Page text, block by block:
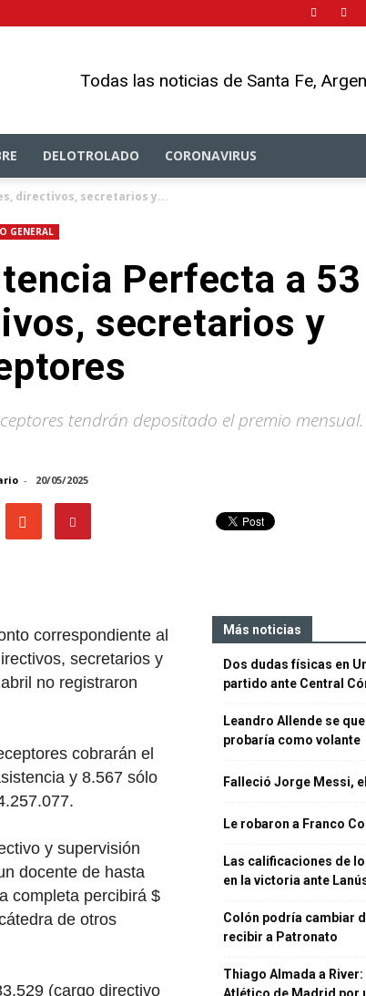
Todas las noticias de Santa Fe,
DELOTROLADO CORONAVIRUS
directivos, secretarios y...
GENERAL
Perfecta a 53
secretarios y
tendrán depositado el premio
- 20/05/2025
correspondiente al
secretarios y
no registraron
cobrarán el
y 8.567 sólo
y supervisión
docente de hasta
completa percibirá $
de otros
(cargo directivo
Más noticias
Dos dudas físicas en
partido ante Central
Leandro Allende se
probaría como volante
Falleció Jorge Messi,
Le robaron a Franco
Las calificaciones de
en la victoria ante
Colón podría cambiar
recibir a Patronato
Thiago Almada a